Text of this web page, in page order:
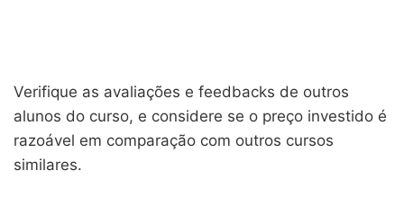
Verifique as avaliações e feedbacks de outros
alunos do curso, e considere se o preço investido é
razoável em comparação com outros cursos
similares.